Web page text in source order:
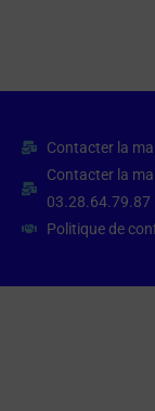
Contacter la
Contacter la
03.28.64.79.87
Politique de